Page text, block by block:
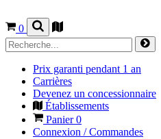
0
Prix garanti pendant 1 an
Carrières
Devenez un concessionnaire
Établissements
Panier0
Connexion / Commandes